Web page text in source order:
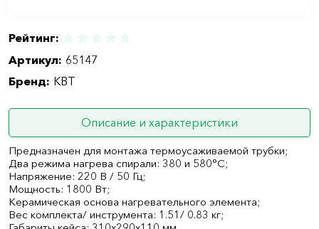
Рейтинг:
Артикул: 65147
Бренд: КВТ
Описание и характеристики
Предназначен для монтажа термоусаживаемой трубки;
Два режима нагрева спирали: 380 и 580°С;
Напряжение: 220 В / 50 Гц;
Мощность: 1800 Вт;
Керамическая основа нагревательного элемента;
Вес комплекта/ инструмента: 1.51/ 0.83 кг;